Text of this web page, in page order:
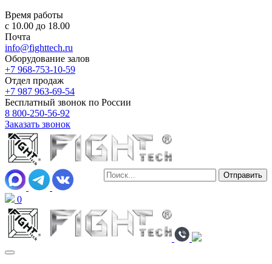
Время работы
с 10.00 до 18.00
Почта
info@fighttech.ru
Оборудование залов
+7 968-753-10-59
Отдел продаж
+7 987 963-69-54
Бесплатный звонок по России
8 800-250-56-92
Заказать звонок
0